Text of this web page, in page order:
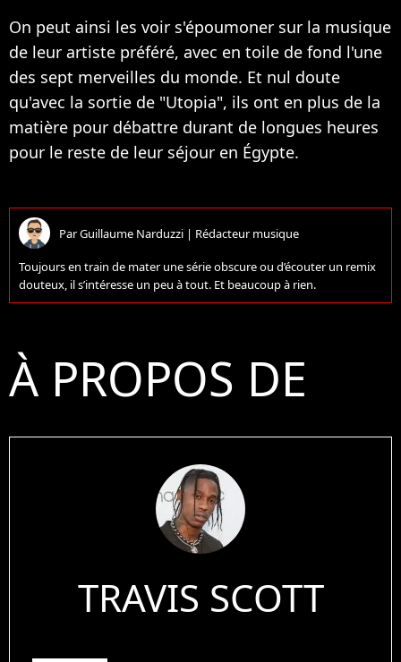
On peut ainsi les voir s'époumoner sur la musique
de leur artiste préféré, avec en toile de fond l'une
des sept merveilles du monde. Et nul doute
qu'avec la sortie de "Utopia", ils ont en plus de la
matière pour débattre durant de longues heures
pour le reste de leur séjour en Égypte.
ParGuillaume Narduzzi | Rédacteur musique
Toujours en train de mater une série obscure ou d’écouter un remix
douteux, il s’intéresse un peu à tout. Et beaucoup à rien.
À PROPOS DE
TRAVIS SCOTT